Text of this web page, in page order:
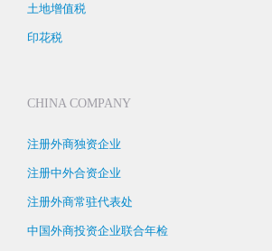
土地增值税
印花税
CHINA COMPANY
注册外商独资企业
注册中外合资企业
注册外商常驻代表处
中国外商投资企业联合年检